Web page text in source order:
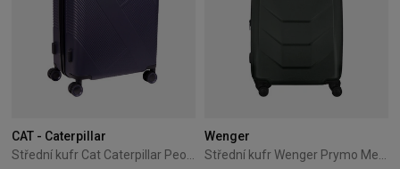
CAT - Caterpillar
Střední kufr Cat Caterpillar Peoria 65 cm Dark Navy
Wenger
Střední kufr Wenger Prymo Medium 65 cm Antracitový